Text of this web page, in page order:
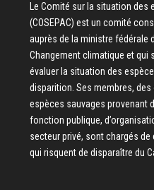
Le Comité sur la situation des
(COSEPAC) est un comité
auprès de la ministre fédérale
Changement climatique et qui
évaluer la situation des
disparition. Ses membres,
espèces sauvages provenant
fonction publique,
secteur privé, sont chargés
qui risquent de disparaître du